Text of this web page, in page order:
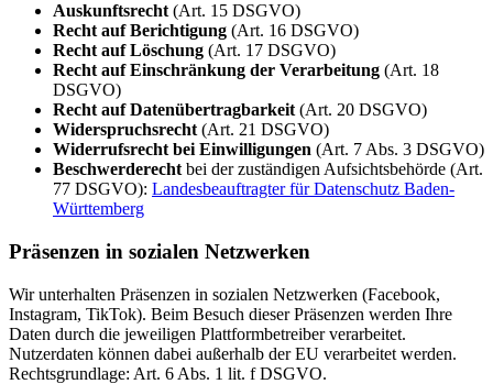
Auskunftsrecht (Art. 15 DSGVO)
Recht auf Berichtigung (Art. 16 DSGVO)
Recht auf Löschung (Art. 17 DSGVO)
Recht auf Einschränkung der Verarbeitung (Art. 18
DSGVO)
Recht auf Datenübertragbarkeit (Art. 20 DSGVO)
Widerspruchsrecht (Art. 21 DSGVO)
Widerrufsrecht bei Einwilligungen (Art. 7 Abs. 3 DSGVO)
Beschwerderecht bei der zuständigen Aufsichtsbehörde (Art.
77 DSGVO): Landesbeauftragter für Datenschutz Baden-
Württemberg
Präsenzen in sozialen Netzwerken
Wir unterhalten Präsenzen in sozialen Netzwerken (Facebook,
Instagram, TikTok). Beim Besuch dieser Präsenzen werden Ihre
Daten durch die jeweiligen Plattformbetreiber verarbeitet.
Nutzerdaten können dabei außerhalb der EU verarbeitet werden.
Rechtsgrundlage: Art. 6 Abs. 1 lit. f DSGVO.